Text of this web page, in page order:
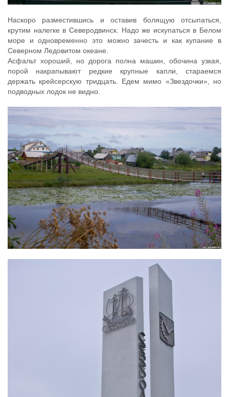
Наскоро разместившись и оставив болящую отсыпаться,
крутим налегке в Северодвинск. Надо же искупаться в Белом
море и одновременно это можно зачесть и как купание в
Северном Ледовитом океане.
Асфальт хороший, но дорога полна машин, обочина узкая,
порой накрапывают редкие крупные капли, стараемся
держать крейсерскую тридцать. Едем мимо «Звездочки», но
подводных лодок не видно.